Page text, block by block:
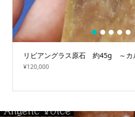
リビアングラス原石 約45g ～カ
¥120,000
1 2 3 4 5